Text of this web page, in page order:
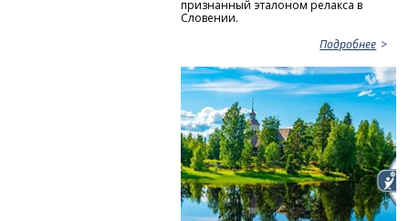
признанный эталоном релакса в
Словении.
Подробнее